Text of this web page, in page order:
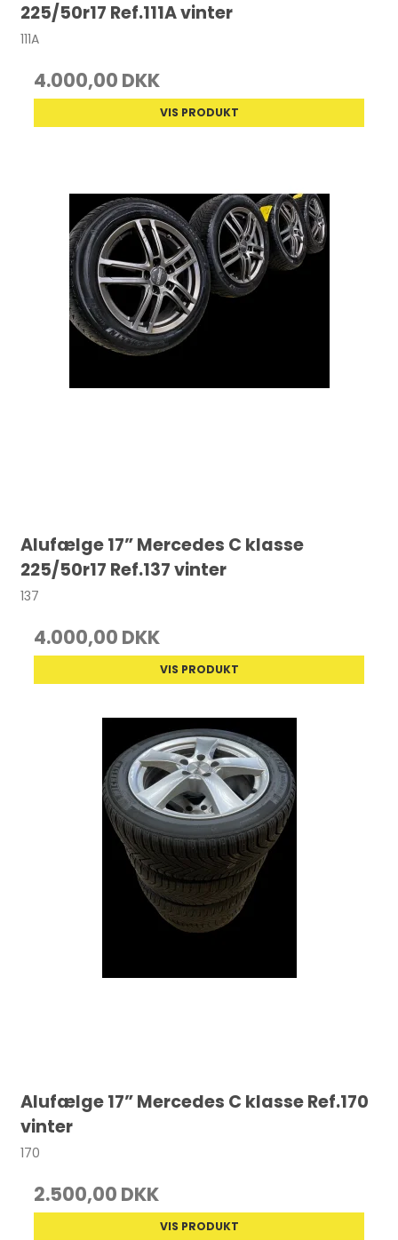
225/50r17 Ref.111A vinter
111A
4.000,00 DKK
VIS PRODUKT
Alufælge 17” Mercedes C klasse
225/50r17 Ref.137 vinter
137
4.000,00 DKK
VIS PRODUKT
Alufælge 17” Mercedes C klasse Ref.170
vinter
170
2.500,00 DKK
VIS PRODUKT